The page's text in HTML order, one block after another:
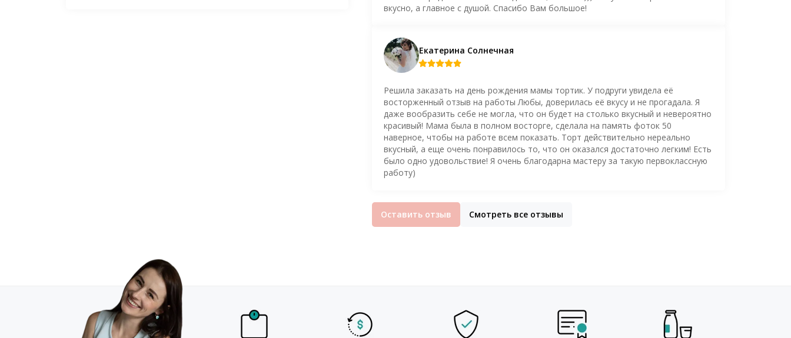
вкусно, а главное с душой. Спасибо Вам большое!
Екатерина Солнечная
Решила заказать на день рождения мамы тортик. У подруги увидела её
восторженный отзыв на работы Любы, доверилась её вкусу и не прогадала. Я
даже вообразить себе не могла, что он будет на столько вкусный и невероятно
красивый! Мама была в полном восторге, сделала на память фоток 50
наверное, чтобы на работе всем показать. Торт действительно нереально
вкусный, а еще очень понравилось то, что он оказался достаточно легким! Есть
было одно удовольствие! Я очень благодарна мастеру за такую первоклассную
работу)
Оставить отзыв Смотреть все отзывы